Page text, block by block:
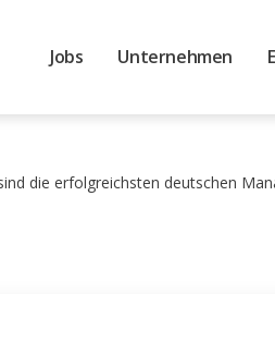
Jobs Unternehmen
die erfolgreichsten deutschen